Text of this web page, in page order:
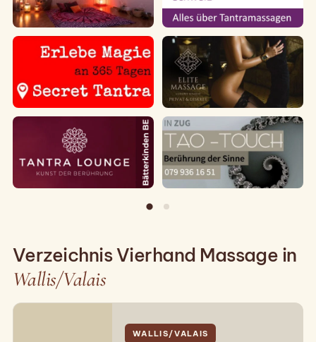
Verzeichnis Vierhand Massage in
Wallis/Valais
WALLIS/VALAIS